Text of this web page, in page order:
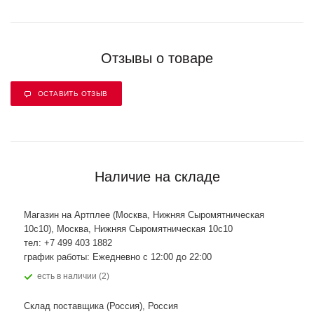
Отзывы о товаре
ОСТАВИТЬ ОТЗЫВ
Наличие на складе
Магазин на Артплее (Москва, Нижняя Сыромятническая
10с10), Москва, Нижняя Сыромятническая 10с10
тел: +7 499 403 1882
график работы: Ежедневно с 12:00 до 22:00
Есть в наличии (2)
Склад поставщика (Россия), Россия